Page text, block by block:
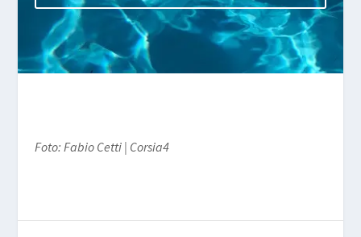
Foto: Fabio Cetti | Corsia4